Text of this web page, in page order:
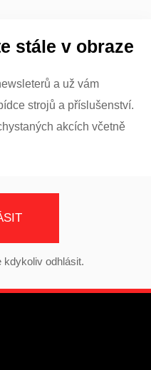
stále v obraze
a už vám
strojů a příslušenství.
akcích včetně
kdykoliv odhlásit.